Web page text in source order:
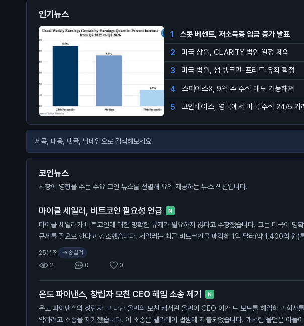
인기뉴스
1 스콧 베센트, 저소득층 임금 증가 발표
2 미국 상원, CLARITY 법안 일정 제외
3 미국 법원, 샘 뱅크먼-프리드 유죄 확정
4 스페이스X, 9억 주 주식 매도 가능해져
5 코인베이스, 영국에서 미국 주식 24/5 거
코인뉴스
시장에 영향을 주는 주요 코인 뉴스를 선별해 요약 제공하는 뉴스 섹션입니다.
마이클 세일러, 비트코인 필요성 언급 N
마이클 세일러가 비트코인에 대한 명확한 규제가 필요하지 않다고 주장했습니다. 그는 미국이 명
규제를 필요로 한다고 강조했습니다. 세일러는 최근 비트코인을 매각해 1억 달러(약 1,400억 원)
금했습니다. 현재 미국 상원은 가상자산 산업을 위한 CLARITY 법안을 통과시킬 시간이 부족합니
이 법안은 가상자산 거래와 자본 형성을 위한 연방 규칙을 제정하는 내용을 담고 있습니다. 법안의
지자들은 이 법안이 미국에서의 거래와 결제 시스템 발전에 중요한 시험대가 될 것이라고 말합니다.
뉴스는 비트코인과 같은 가상자산의 규제가 어떻게 이루어질지에 대한 불확실성을 보여줍니다. 투
들은 규제 변화가 가격에 미치는 영향을 주의 깊게 살펴봐야 합니다.
25분 전 중립적
2 0 0
온도 파이낸스, 창립자 모친 CEO 해임 소송 제기 N
온도 파이낸스의 창립자 고 나단 올먼의 모친 캐서린 올먼이 CEO 이안 드 보드를 해임하고 회사
악하려고 소송을 제기했습니다. 이 소송은 델라웨어 법원에 제출되었습니다. 캐서린 올먼은 아들